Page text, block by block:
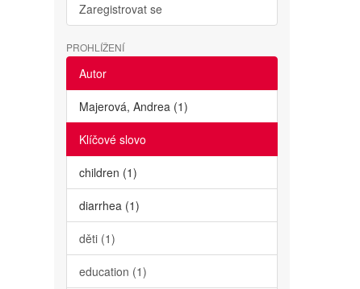
Zaregistrovat se
PROHLÍŽENÍ
Autor
Majerová, Andrea (1)
Klíčové slovo
children (1)
diarrhea (1)
děti (1)
education (1)